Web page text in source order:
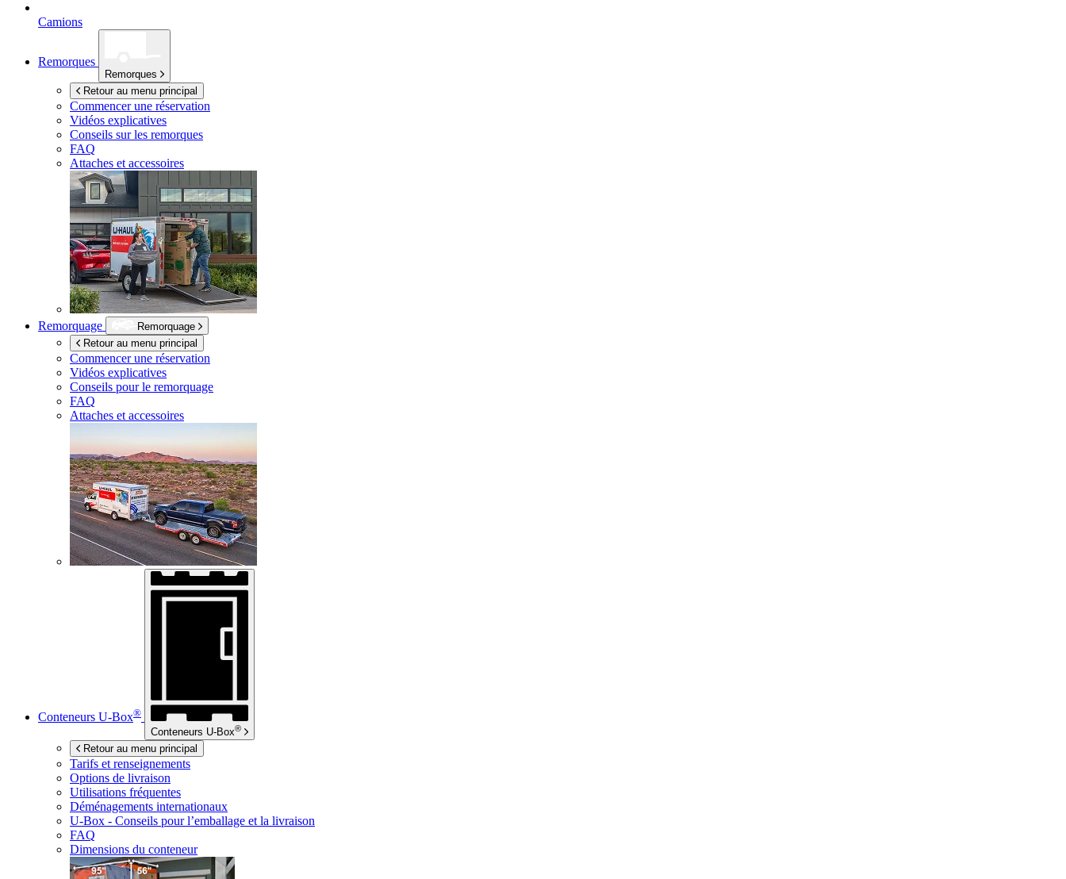
Camions
Remorques
Remorques
Retour au menu principal
Commencer une réservation
Vidéos explicatives
Conseils sur les remorques
FAQ
Attaches et accessoires
Remorquage
Remorquage
Retour au menu principal
Commencer une réservation
Vidéos explicatives
Conseils pour le remorquage
FAQ
Attaches et accessoires
Conteneurs U-Box®
Conteneurs U-Box®
Retour au menu principal
Tarifs et renseignements
Options de livraison
Utilisations fréquentes
Déménagements internationaux
U-Box - Conseils pour l’emballage et la livraison
FAQ
Dimensions du conteneur